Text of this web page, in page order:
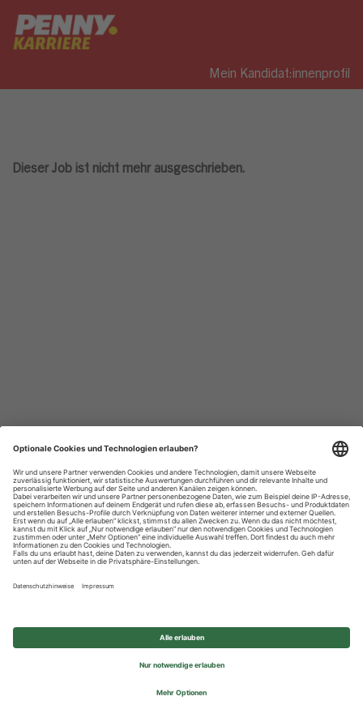
Mein Kandidat:innenprofil
Dieser Job ist nicht mehr ausgeschrieben.
Datenschutzhinweise
Impressum
Privatsphäre-Einstellungen
© 2026 REWE Group - All rights reserved